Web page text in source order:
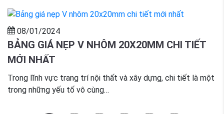
08/01/2024
BẢNG GIÁ NẸP V NHÔM 20X20MM CHI TIẾT
MỚI NHẤT
Trong lĩnh vực trang trí nội thất và xây dựng, chi tiết là một
trong những yếu tố vô cùng…